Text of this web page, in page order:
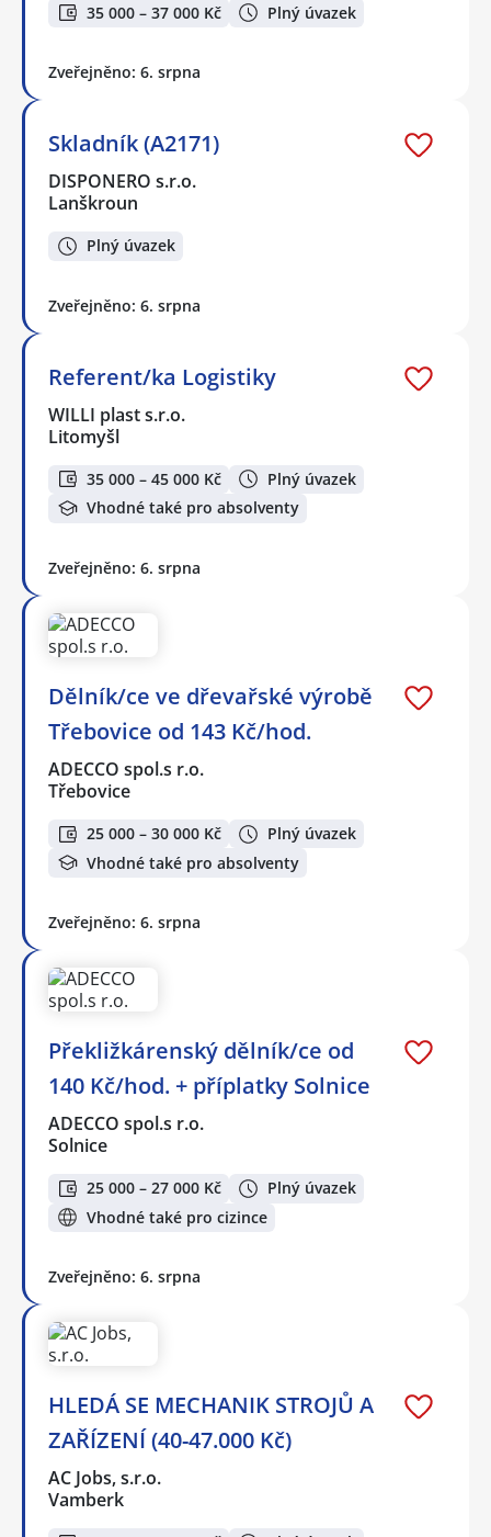
35 000 – 37 000 Kč Plný úvazek
Zveřejněno: 6. srpna
Skladník (A2171)
DISPONERO s.r.o.
Lanškroun
Plný úvazek
Zveřejněno: 6. srpna
Referent/ka Logistiky
WILLI plast s.r.o.
Litomyšl
35 000 – 45 000 Kč
Plný úvazek
Vhodné také pro absolventy
Zveřejněno: 6. srpna
Dělník/ce ve dřevařské výrobě
Třebovice od 143 Kč/hod.
ADECCO spol.s r.o.
Třebovice
25 000 – 30 000 Kč
Plný úvazek
Vhodné také pro absolventy
Zveřejněno: 6. srpna
Překližkárenský dělník/ce od
140 Kč/hod. + příplatky Solnice
ADECCO spol.s r.o.
Solnice
25 000 – 27 000 Kč
Plný úvazek
Vhodné také pro cizince
Zveřejněno: 6. srpna
HLEDÁ SE MECHANIK STROJŮ A
ZAŘÍZENÍ (40-47.000 Kč)
AC Jobs, s.r.o.
Vamberk